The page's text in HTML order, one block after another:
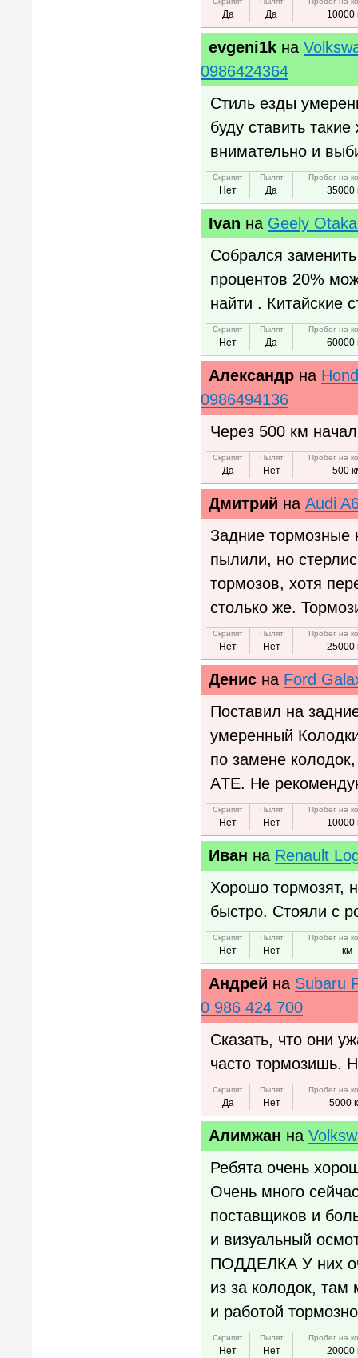
Да Да 10000
evgeni1k на
0986424364
Стиль езды
буду ставить
внимательно и
Скрипят
Нет
Пылят
Да
Пробег на
35000
Ivan на Geely
Собрался
процентов 20%
найти . Китайские
Скрипят
Нет
Пылят
Да
Пробег на
60000
Александр на
0986494136
Через 500 км
Скрипят
Да
Пылят
Нет
Пробег на
500
Дмитрий на Audi
Задние тормозные
пылили, но
тормозов, хотя
столько же.
Скрипят
Нет
Пылят
Нет
Пробег на
25000
Денис на Ford
Поставил на
умеренный
по замене
АTE. Не
Скрипят
Нет
Пылят
Нет
Пробег на
10000
Иван на Renault
Хорошо тормозят,
быстро. Стояли с
Скрипят
Нет
Пылят
Нет
Пробег на
км
Андрей на Subaru
0 986 424 700
Сказать, что они
часто тормозишь.
Скрипят
Да
Пылят
Нет
Пробег на
5000
Алимжан на
Ребята очень
Очень много
поставщиков и
и визуальный
ПОДДЕЛКА У них
из за колодок, там
и работой
Скрипят
Нет
Пылят
Нет
Пробег на
20000